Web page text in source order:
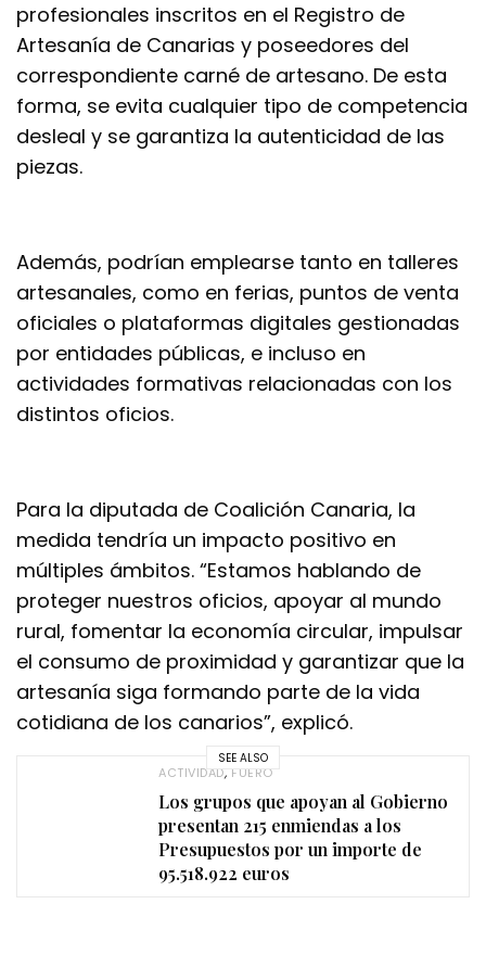
profesionales inscritos en el Registro de
Artesanía de Canarias y poseedores del
correspondiente carné de artesano. De esta
forma, se evita cualquier tipo de competencia
desleal y se garantiza la autenticidad de las
piezas.
Además, podrían emplearse tanto en talleres
artesanales, como en ferias, puntos de venta
oficiales o plataformas digitales gestionadas
por entidades públicas, e incluso en
actividades formativas relacionadas con los
distintos oficios.
Para la diputada de Coalición Canaria, la
medida tendría un impacto positivo en
múltiples ámbitos. “Estamos hablando de
proteger nuestros oficios, apoyar al mundo
rural, fomentar la economía circular, impulsar
el consumo de proximidad y garantizar que la
artesanía siga formando parte de la vida
cotidiana de los canarios”, explicó.
SEE ALSO
ACTIVIDAD, FUERO
Los grupos que apoyan al Gobierno
presentan 215 enmiendas a los
Presupuestos por un importe de
95.518.922 euros